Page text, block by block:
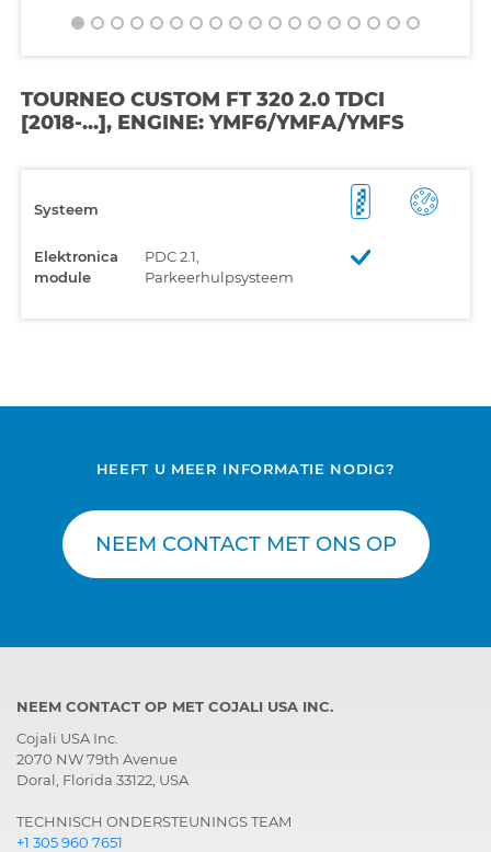
TOURNEO CUSTOM FT 320 2.0 TDCI
[2018-...], ENGINE: YMF6/YMFA/YMFS
Systeem
Elektronica
module
PDC 2.1,
Parkeerhulpsysteem
HEEFT U MEER INFORMATIE NODIG?
NEEM CONTACT MET ONS OP
NEEM CONTACT OP MET COJALI USA INC.
Cojali USA Inc.
2070 NW 79th Avenue
Doral, Florida 33122, USA
TECHNISCH ONDERSTEUNINGS TEAM
+1 305 960 7651